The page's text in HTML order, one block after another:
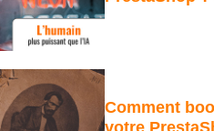
Comment